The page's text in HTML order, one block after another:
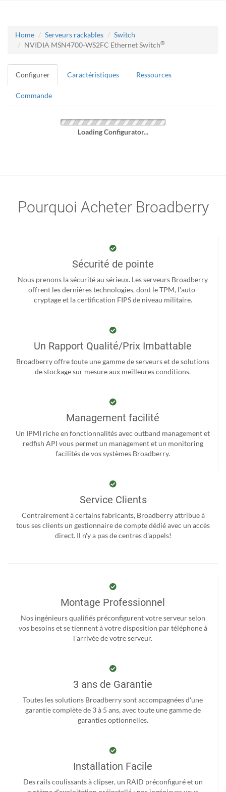
Home Serveurs rackables
Switch
NVIDIA MSN4700-WS2FC Ethernet Switch®
Configurer Caractéristiques Ressources
Commande
Loading Configurator...
Pourquoi Acheter Broadberry
Sécurité de pointe
Nous prenons la sécurité au sérieux. Les serveurs Broadberry
offrent les dernières technologies, dont le TPM, l'auto-
cryptage et la certification FIPS de niveau militaire.
Un Rapport Qualité/Prix Imbattable
Broadberry offre toute une gamme de serveurs et de solutions
de stockage sur mesure aux meilleures conditions.
Management facilité
Un IPMI riche en fonctionnalités avec outband management et
redfish API vous permet un management et un monitoring
facilités de vos systèmes Broadberry.
Service Clients
Contrairement à certains fabricants, Broadberry attribue à
tous ses clients un gestionnaire de compte dédié avec un accès
direct. Il n'y a pas de centres d'appels!
Montage Professionnel
Nos ingénieurs qualifiés préconfigurent votre serveur selon
vos besoins et se tiennent à votre disposition par téléphone à
l'arrivée de votre serveur.
3 ans de Garantie
Toutes les solutions Broadberry sont accompagnées d'une
garantie complète de 3 à 5 ans, avec toute une gamme de
garanties optionnelles.
Installation Facile
Des rails coulissants à clipser, un RAID préconfiguré et un